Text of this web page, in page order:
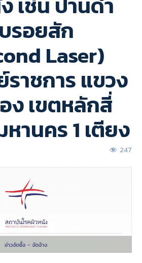
รอยสัก
Laser)
าชการ แขวง
ง เขตหลักสี่
านคร 1 เตียง
247